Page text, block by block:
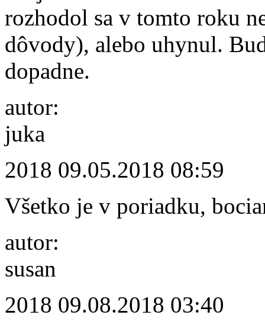
rozhodol sa v tomto roku
dôvody), alebo uhynul.
dopadne.
autor:
juka
2018 09.05.2018 08:59
Všetko je v poriadku,
autor:
susan
2018 09.08.2018 03:40